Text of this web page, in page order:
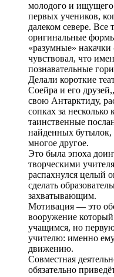
молодого и
первых учеников,
далеком севере.
оригинальные
«разумные»
чувствовал, что
познавательные
Делали короткие
Соейра и его
свою Антарктиду,
сопках за несколько
таинственные
найденных бутылок,
многое другое.
Это была эпоха
творческими
распахнулся целый
сделать
захватывающим.
Мотивация — это
вооружение
учащимся, но
учителю: именно
движению.
Совместная
обязательно